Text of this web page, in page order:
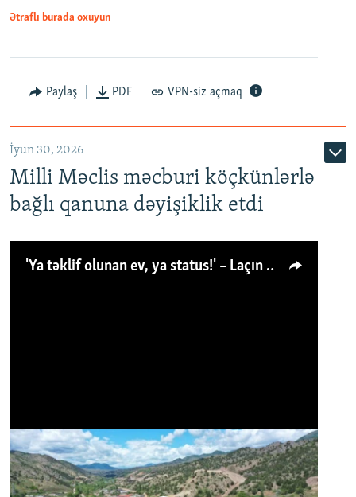
Ətraflı burada oxuyun
Paylaş PDF VPN-siz açmaq
İyun 30, 2026
Milli Məclis məcburi köçkünlərlə
bağlı qanuna dəyişiklik etdi
'Ya təklif olunan ev, ya status!' – Laçın köçkünü: 'Laçından başqa heç hara!'